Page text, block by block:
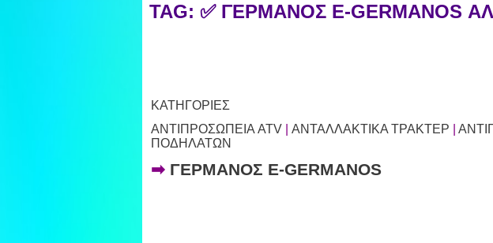
TAG: ✅ ΓΕΡΜΑΝΟΣ E-GERMANOS
ΚΑΤΗΓΟΡΙΕΣ
ΑΝΤΙΠΡΟΣΩΠΕΙΑ ATV| ΑΝΤΑΛΛΑΚΤΙΚΑ ΤΡΑΚΤΕΡ
ΠΟΔΗΛΑΤΩΝ
➡ ΓΕΡΜΑΝΟΣ E-GERMANOS